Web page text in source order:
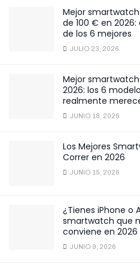
Mejor
de 100 € en
de los 6 mejores
JULIO 23, 2026
Mejor
2026: los 6
realmente
JUNIO 18, 2026
Los Mejores
Correr en 2026
JUNIO 15, 2026
¿Tienes iPhone o
smartwatch que
conviene en 2026
JUNIO 9, 2026